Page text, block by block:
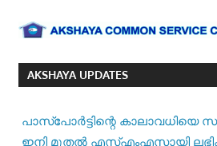
AKSHAYA UPDATES
പാസ്‌പോര്‍ട്ടിന്റെ കാലാവധിയെ
ഇനി മുതല്‍ എസ്എംഎസായി